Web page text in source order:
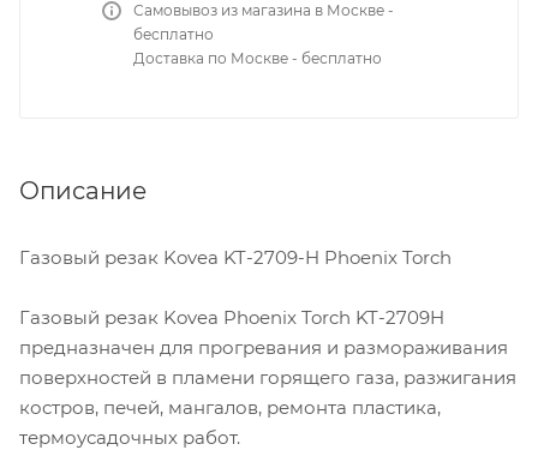
Самовывоз из магазина в Москве -
бесплатно
Доставка по Москве - бесплатно
Описание
Газовый резак Kovea KT-2709-H Phoenix Torch
Газовый резак Kovea Phoenix Torch KT-2709H
предназначен для прогревания и размораживания
поверхностей в пламени горящего газа, разжигания
костров, печей, мангалов, ремонта пластика,
термоусадочных работ.